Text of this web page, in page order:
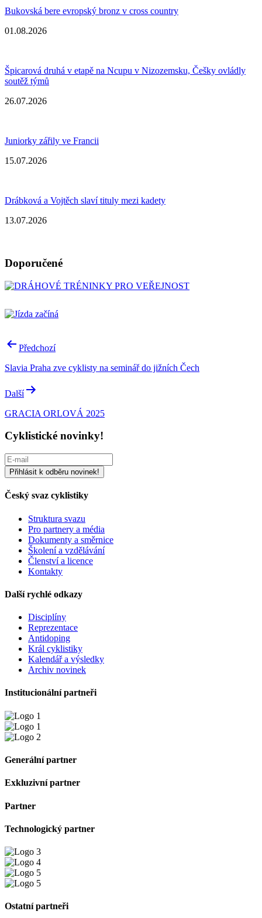
Bukovská bere evropský bronz v cross country
01.08.2026
Špicarová druhá v etapě na Ncupu v Nizozemsku, Češky ovládly
soutěž týmů
26.07.2026
Juniorky zářily ve Francii
15.07.2026
Drábková a Vojtěch slaví tituly mezi kadety
13.07.2026
Doporučené
Navigace
příspěvek
Předchozí
Slavia Praha zve cyklisty na seminář do jižních Čech
Další
GRACIA ORLOVÁ 2025
Cyklistické novinky!
Český svaz cyklistiky
Struktura svazu
Pro partnery a média
Dokumenty a směrnice
Školení a vzdělávání
Členství a licence
Kontakty
Další rychlé odkazy
Disciplíny
Reprezentace
Antidoping
Král cyklistiky
Kalendář a výsledky
Archiv novinek
Institucionální partneři
Generální partner
Exkluzivní partner
Partner
Technologický partner
Ostatní partneři